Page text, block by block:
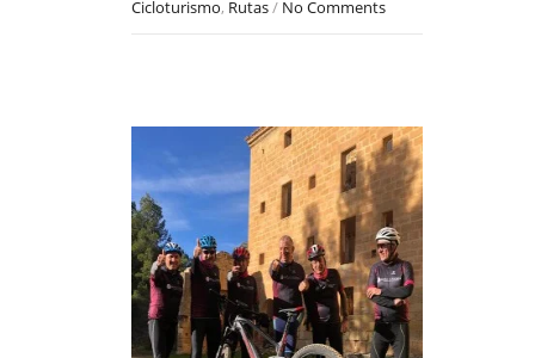
Cicloturismo, Rutas/ No Comments